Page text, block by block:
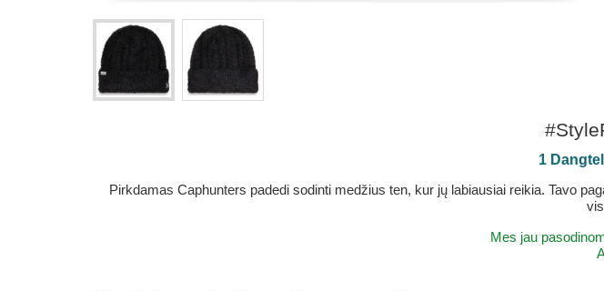
1
Pirkdamas Caphunters padedi sodinti medžius ten, kur jų labiausiai reikia. Tavo
Mes jau